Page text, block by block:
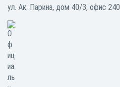
ул. Ак. Парина, дом 40/3, офис 240